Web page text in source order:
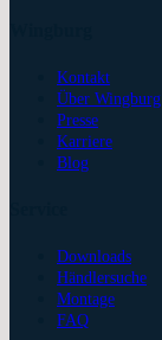
Kontakt
Über Wingburg
Presse
Karriere
Blog
Downloads
Händlersuche
Montage
FAQ